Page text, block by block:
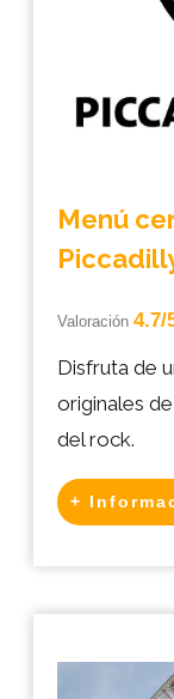
Menú
Valoración 4.7/
Disfruta de
originales
del rock.
+